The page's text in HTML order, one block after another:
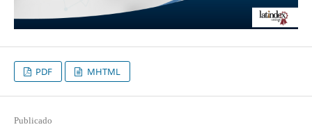
PDF MHTML
Publicado